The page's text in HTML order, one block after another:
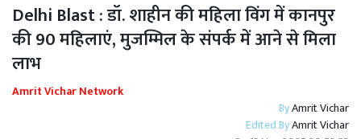
Delhi Blast : डॉ. शाहीन की महिला विंग में कानपुर
की 90 महिलाएं, मुजम्मिल के संपर्क में आने से मिला
लाभ
Amrit Vichar Network
ByAmrit Vichar
Edited ByAmrit Vichar